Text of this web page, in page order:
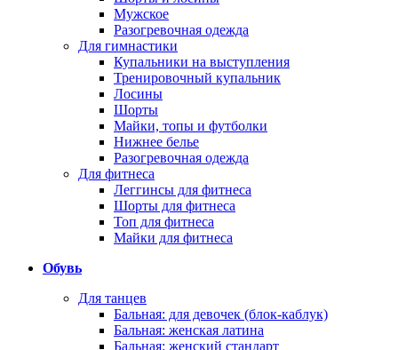
Мужское
Разогревочная одежда
Для гимнастики
Купальники на выступления
Тренировочный купальник
Лосины
Шорты
Майки, топы и футболки
Нижнее белье
Разогревочная одежда
Для фитнеса
Леггинсы для фитнеса
Шорты для фитнеса
Топ для фитнеса
Майки для фитнеса
Обувь
Для танцев
Бальная: для девочек (блок-каблук)
Бальная: женская латина
Бальная: женский стандарт